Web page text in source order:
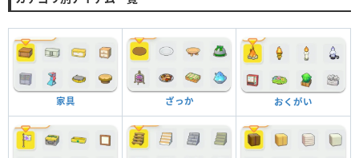
家具 ざっか おくがい